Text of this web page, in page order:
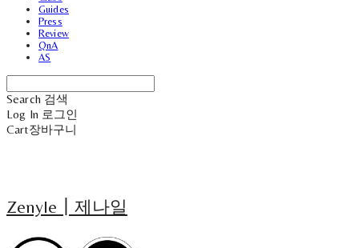
Guides
Press
Review
QnA
AS
Search 검색
Log In 로그인
Cart장바구니
Zenyle┃제나일